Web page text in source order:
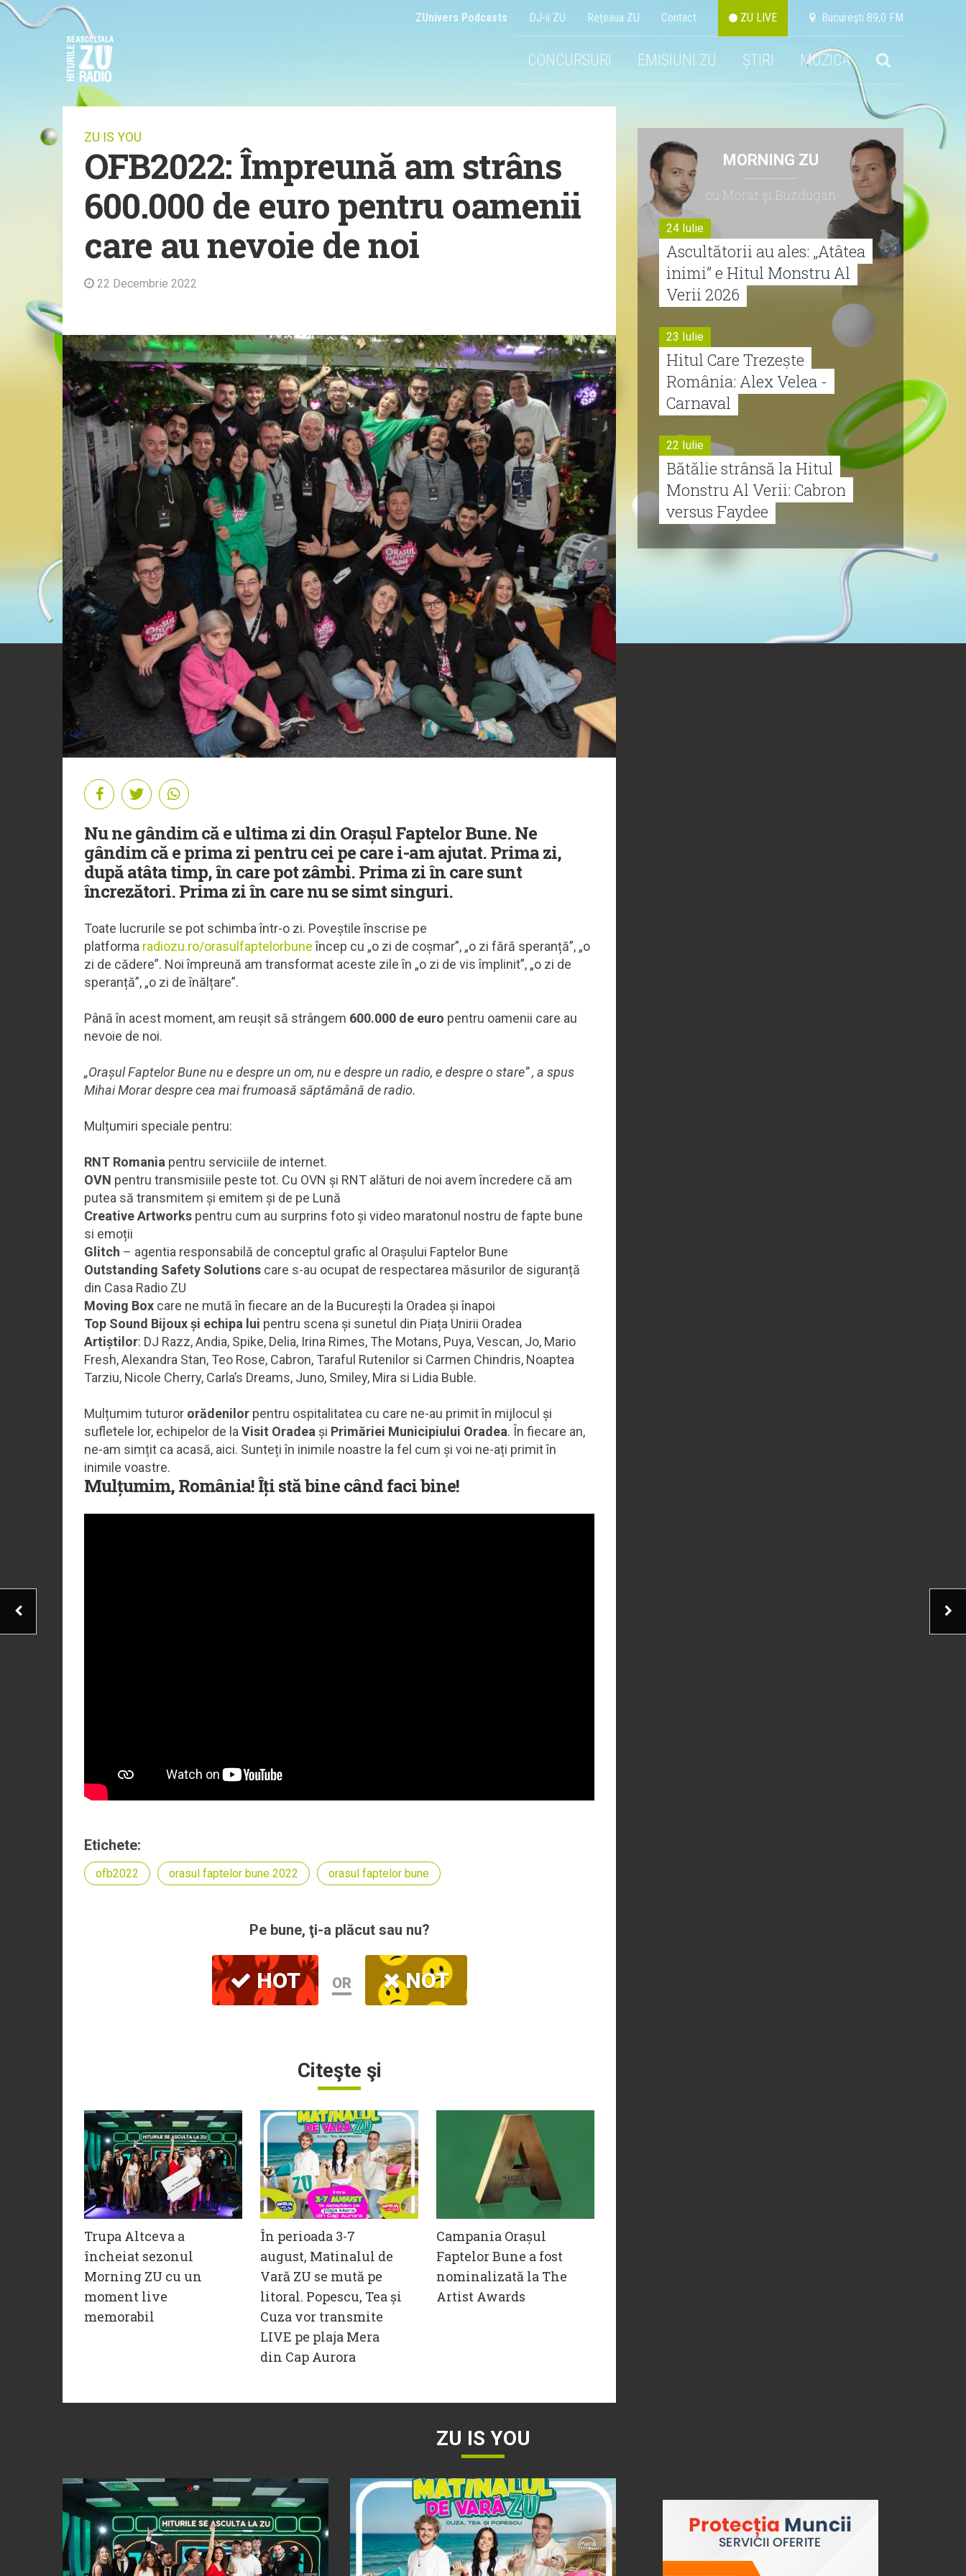
ZUnivers Podcasts DJ-ii ZU Reţeaua ZU Contact ZU LIVE Bucureşti 89,0 FM
CONCURSURI EMISIUNI ZU ȘTIRI MUZICA
ZU IS YOU
OFB2022: Împreună am strâns
600.000 de euro pentru oamenii
care au nevoie de noi
22 Decembrie 2022
Nu ne gândim că e ultima zi din Orașul Faptelor Bune. Ne
gândim că e prima zi pentru cei pe care i-am ajutat. Prima zi,
după atâta timp, în care pot zâmbi. Prima zi în care sunt
încrezători. Prima zi în care nu se simt singuri.
Toate lucrurile se pot schimba într-o zi. Poveștile înscrise pe
platforma radiozu.ro/orasulfaptelorbuneîncep cu „o zi de coșmar”, „o zi fără speranță”, „o
zi de cădere”. Noi împreună am transformat aceste zile în „o zi de vis împlinit”, „o zi de
speranță”, „o zi de înălțare”.
Până în acest moment, am reușit să strângem 600.000 de euro pentru oamenii care au
nevoie de noi.
„Orașul Faptelor Bune nu e despre un om, nu e despre un radio, e despre o stare” , a spus
Mihai Morar despre cea mai frumoasă săptămână de radio.
Mulțumiri speciale pentru:
RNT Romania pentru serviciile de internet.
OVN pentru transmisiile peste tot. Cu OVN și RNT alături de noi avem încredere că am
putea să transmitem și emitem și de pe Lună
Creative Artworks pentru cum au surprins foto și video maratonul nostru de fapte bune
si emoții
Glitch – agentia responsabilă de conceptul grafic al Orașului Faptelor Bune
Outstanding Safety Solutions care s-au ocupat de respectarea măsurilor de siguranță
din Casa Radio ZU
Moving Box care ne mută în fiecare an de la București la Oradea și înapoi
Top Sound Bijoux și echipa lui pentru scena și sunetul din Piața Unirii Oradea
Artiștilor: DJ Razz, Andia, Spike, Delia, Irina Rimes, The Motans, Puya, Vescan, Jo, Mario
Fresh, Alexandra Stan, Teo Rose, Cabron, Taraful Rutenilor si Carmen Chindris, Noaptea
Tarziu, Nicole Cherry, Carla’s Dreams, Juno, Smiley, Mira si Lidia Buble.
Mulțumim tuturor orădenilor pentru ospitalitatea cu care ne-au primit în mijlocul și
sufletele lor, echipelor de la Visit Oradea și Primăriei Municipiului Oradea. În fiecare an,
ne-am simțit ca acasă, aici. Sunteți în inimile noastre la fel cum și voi ne-ați primit în
inimile voastre.
Mulțumim, România! Îți stă bine când faci bine!
Etichete:
ofb2022 orasul faptelor bune 2022 orasul faptelor bune
Pe bune, ţi-a plăcut sau nu?
HOT OR NOT
Citeşte şi
Trupa Altceva a
încheiat sezonul
Morning ZU cu un
moment live
memorabil
În perioada 3-7
august, Matinalul de
Vară ZU se mută pe
litoral. Popescu, Tea și
Cuza vor transmite
LIVE pe plaja Mera
din Cap Aurora
Campania Orașul
Faptelor Bune a fost
nominalizată la The
Artist Awards
MORNING ZU
cu Morar şi Buzdugan
24 Iulie
Ascultătorii au ales: „Atâtea
inimi” e Hitul Monstru Al
Verii 2026
23 Iulie
Hitul Care Trezește
România: Alex Velea -
Carnaval
22 Iulie
Bătălie strânsă la Hitul
Monstru Al Verii: Cabron
versus Faydee
21 Iulie
ZU IS YOU